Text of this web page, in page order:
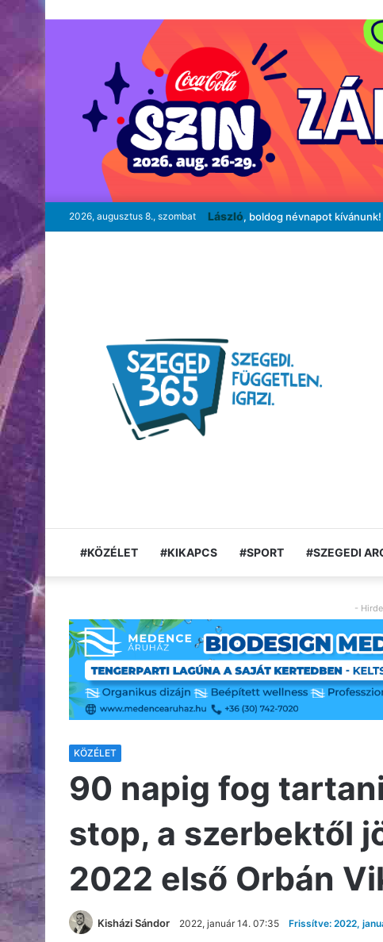
2026, augusztus 8., szombat László, boldog névnapot kívánunk!
#KÖZÉLET #KIKAPCS #SPORT #SZEGEDI
-
KÖZÉLET
90 napig fog
stop, a szerbektől
2022 első Orbán
Kisházi Sándor 2022, január 14. 07:35 Frissítve: 2022,